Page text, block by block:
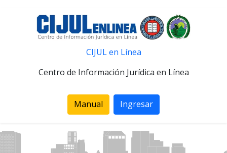
CIJUL en Línea
Centro de Información Jurídica en Línea
Manual Ingresar